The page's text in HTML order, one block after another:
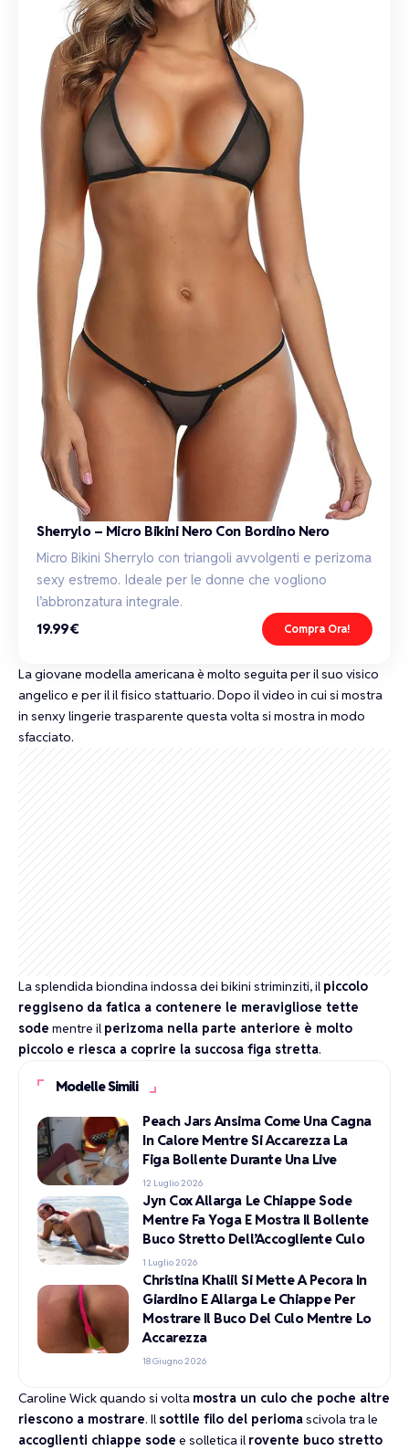
Sherrylo – Micro Bikini Nero Con Bordino Nero
Micro Bikini Sherrylo con triangoli avvolgenti e perizoma
sexy estremo. Ideale per le donne che vogliono
l’abbronzatura integrale.
19.99€
Compra Ora!
La giovane modella americana è molto seguita per il suo visico
angelico e per il il fisico stattuario. Dopo il video in cui si mostra
in senxy lingerie trasparente questa volta si mostra in modo
sfacciato.
La splendida biondina indossa dei bikini striminziti, il piccolo
reggiseno da fatica a contenere le meravigliose tette
sode mentre il perizoma nella parte anteriore è molto
piccolo e riesca a coprire la succosa figa stretta.
Modelle Simili
Peach Jars Ansima Come Una Cagna
In Calore Mentre Si Accarezza La
Figa Bollente Durante Una Live
12 Luglio 2026
Jyn Cox Allarga Le Chiappe Sode
Mentre Fa Yoga E Mostra Il Bollente
Buco Stretto Dell’Accogliente Culo
1 Luglio 2026
Christina Khalil Si Mette A Pecora In
Giardino E Allarga Le Chiappe Per
Mostrare Il Buco Del Culo Mentre Lo
Accarezza
18 Giugno 2026
Caroline Wick quando si volta mostra un culo che poche altre
riescono a mostrare. Il sottile filo del periomascivola tra le
accoglienti chiappe sode e solletica il rovente buco stretto